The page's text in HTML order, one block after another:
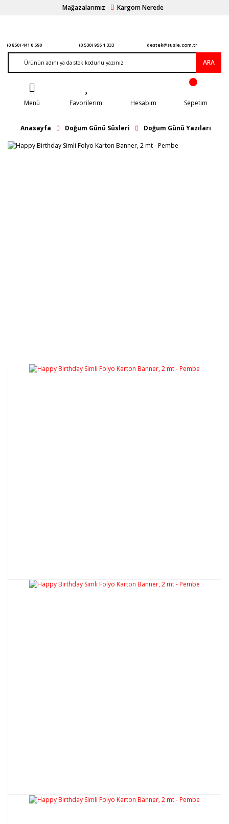
Mağazalarımız Kargom Nerede
(0 850) 441 0 590 (0 530) 956 1 333 destek@susle.com.tr
ARA
Menü Favorilerim Hesabım Sepetim
Anasayfa Doğum Günü Süsleri Doğum Günü Yazıları